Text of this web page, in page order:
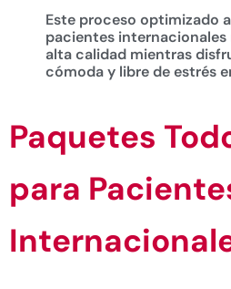
Este proceso optimizado
pacientes
alta calidad mientras
cómoda y libre de estrés
Paquetes
para